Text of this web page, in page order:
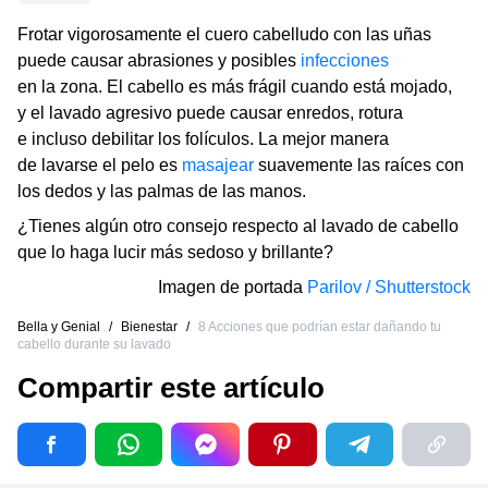
Frotar vigorosamente el cuero cabelludo con las uñas
puede causar abrasiones y posibles infecciones
en la zona. El cabello es más frágil cuando está mojado,
y el lavado agresivo puede causar enredos, rotura
e incluso debilitar los folículos. La mejor manera
de lavarse el pelo es masajear suavemente las raíces con
los dedos y las palmas de las manos.
¿Tienes algún otro consejo respecto al lavado de cabello
que lo haga lucir más sedoso y brillante?
Imagen de portada Parilov / Shutterstock
Bella y Genial / Bienestar / 8 Acciones que podrían estar dañando tu
cabello durante su lavado
Compartir este artículo